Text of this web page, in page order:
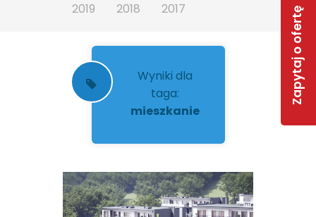
Zapytaj o ofertę
2019
2018 2017
Wyniki dla
taga:
mieszkanie